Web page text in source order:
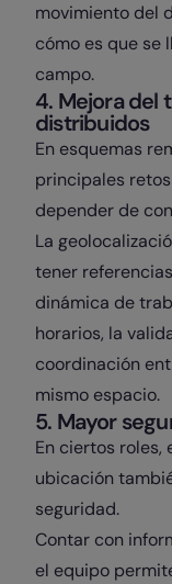
movimiento del
cómo es que se
campo.
4. Mejora del
distribuidos
En esquemas
principales
depender de
La
tener
dinámica de
horarios, la
coordinación
mismo espacio.
5. Mayor
En ciertos roles,
ubicación
seguridad.
Contar con
el equipo